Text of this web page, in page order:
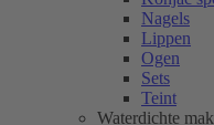
Nagels
Lippen
Ogen
Sets
Teint
Waterdichte